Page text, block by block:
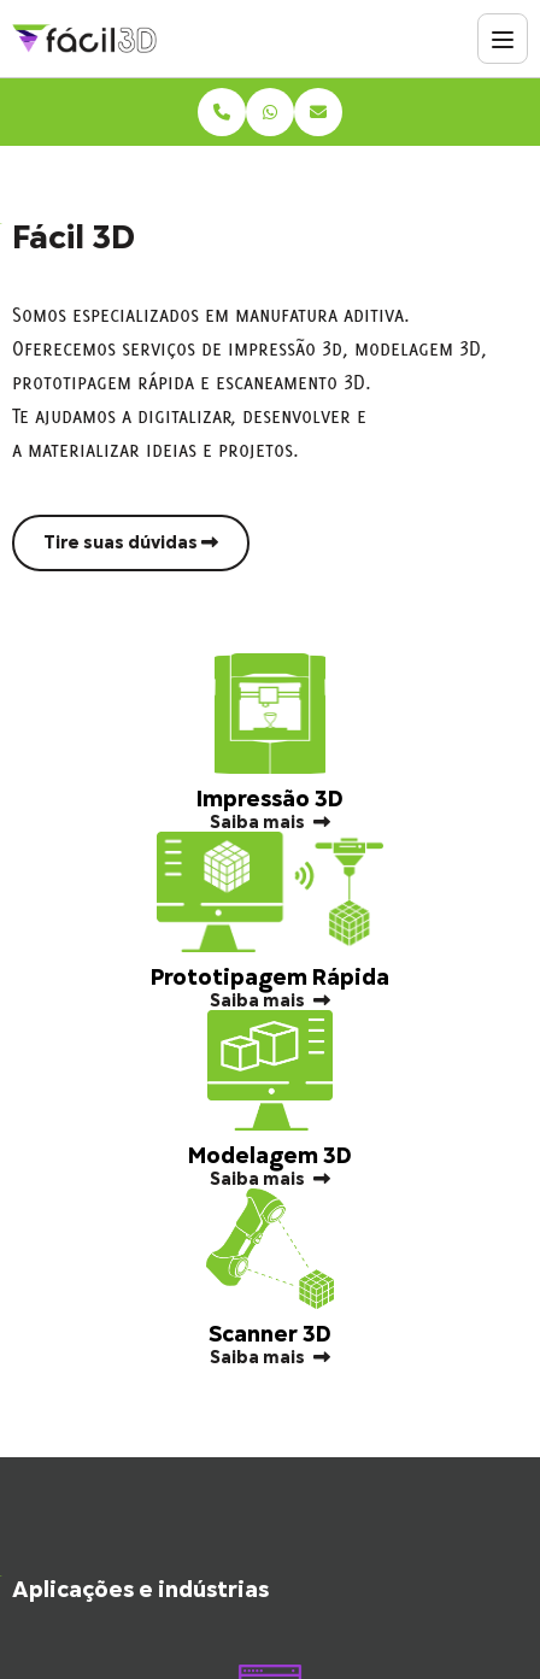
Fácil 3D
Somos especializados em manufatura aditiva.
Oferecemos serviços de impressão 3d, modelagem 3D,
prototipagem rápida e escaneamento 3D.
Te ajudamos a digitalizar, desenvolver e
a materializar ideias e projetos.
Tire suas dúvidas
Impressão 3D
Saiba mais
Prototipagem Rápida
Saiba mais
Modelagem 3D
Saiba mais
Scanner 3D
Saiba mais
Aplicações e indústrias